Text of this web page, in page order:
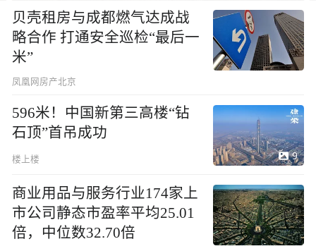
贝壳租房与成都燃气达成战
略合作 打通安全巡检“最后一
米”
凤凰网房产北京
596米！中国新第三高楼“钻
石顶”首吊成功
楼上楼 9
商业用品与服务行业174家上
市公司静态市盈率平均25.01
倍，中位数32.70倍